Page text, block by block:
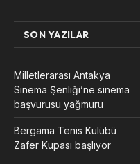
SON YAZILAR
Milletlerarası Antakya
Sinema Şenliği’ne sinema
başvurusu yağmuru
Bergama Tenis Kulübü
Zafer Kupası başlıyor